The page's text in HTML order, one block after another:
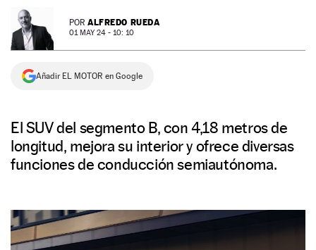
NEWSLETTER POR ALFREDO RUEDA
01 MAY 24 - 10: 10
Añadir EL MOTOR en Google
El SUV del segmento B, con 4,18 metros de
longitud, mejora su interior y ofrece diversas
funciones de conducción semiautónoma.